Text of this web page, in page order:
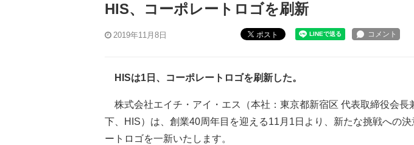
HIS、コーポレートロゴを刷新
2019年11月8日 ポスト
HISは1日、コーポレートロゴを刷新した。
株式会社エイチ・アイ・エス（本社：東京都新宿区 代表取締役会長
下、HIS）は、創業40周年目を迎える11月1日より、新たな挑戦への
ートロゴを一新いたします。